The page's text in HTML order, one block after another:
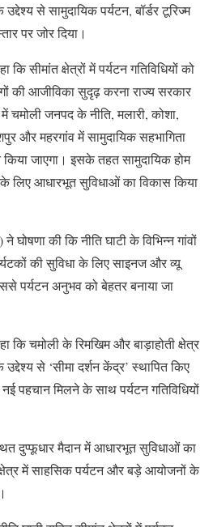
से सामुदायिक पर्यटन, बॉर्डर टूरिज्म
पर जोर दिया।
सीमांत क्षेत्रों में पर्यटन गतिविधियों को
की आजीविका सुदृढ़ करना राज्य सरकार
चमोली जनपद के नीति, मलारी, कोशा,
और महरगांव में सामुदायिक सहभागिता
किया जाएगा। इसके तहत सामुदायिक होम
के लिए आधारभूत सुविधाओं का विकास किया
घोषणा की कि नीति घाटी के विभिन्न गांवों
की सुविधा के लिए साइनज और व्यू
पर्यटन अनुभव को बेहतर बनाया जा
चमोली के रिमखिम और बाड़ाहोती क्षेत्र
उद्देश्य से ‘सीमा दर्शन केंद्र’ स्थापित किए
पहचान मिलने के साथ पर्यटन गतिविधियों
दुप्फूधार मैदान में आधारभूत सुविधाओं का
में साहसिक पर्यटन और बड़े आयोजनों के